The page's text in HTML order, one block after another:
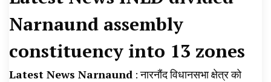
News, Student Portest News, Kisan Protest
News, AHN News, Abtak Haryana News,
Narnaund assembly
constituency into 13 zones
Latest News Narnaund : नारनौंद विधानसभा क्षेत्र को